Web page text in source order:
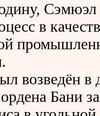
в
возведён в
Бани